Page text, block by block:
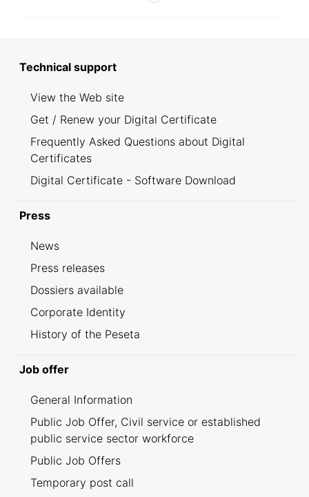
Technical support
View the Web site
Get / Renew your Digital Certificate
Frequently Asked Questions about Digital
Certificates
Digital Certificate - Software Download
Press
News
Press releases
Dossiers available
Corporate Identity
History of the Peseta
Job offer
General Information
Public Job Offer, Civil service or established
public service sector workforce
Public Job Offers
Temporary post call